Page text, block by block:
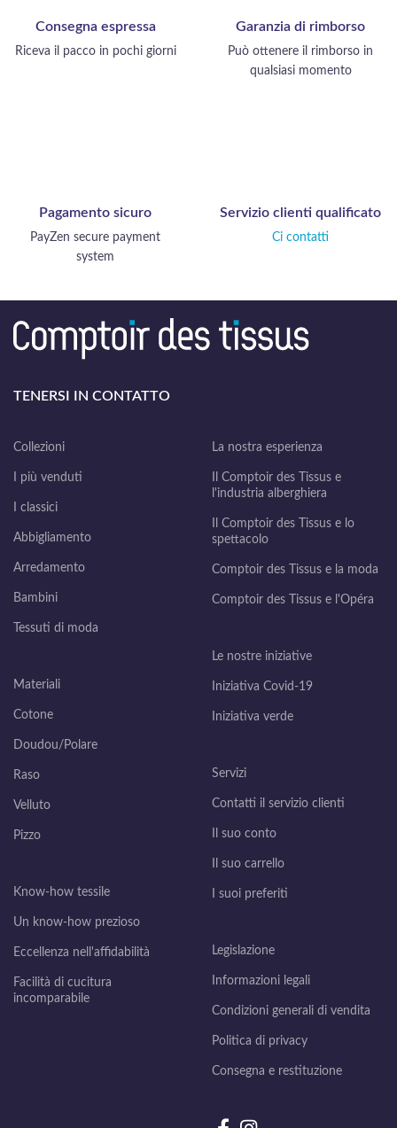
Consegna espressa
Riceva il pacco in pochi giorni
Garanzia di rimborso
Può ottenere il rimborso in
qualsiasi momento
Pagamento sicuro
PayZen secure payment
system
Servizio clienti qualificato
Ci contatti
TENERSI IN CONTATTO
Collezioni
I più venduti
I classici
Abbigliamento
Arredamento
Bambini
Tessuti di moda
Materiali
Cotone
Doudou/Polare
Raso
Velluto
Pizzo
Know-how tessile
Un know-how prezioso
Eccellenza nell'affidabilità
Facilità di cucitura
incomparabile
La nostra esperienza
Il Comptoir des Tissus e
l'industria alberghiera
Il Comptoir des Tissus e lo
spettacolo
Comptoir des Tissus e la moda
Comptoir des Tissus e l'Opéra
Le nostre iniziative
Iniziativa Covid-19
Iniziativa verde
Servizi
Contatti il servizio clienti
Il suo conto
Il suo carrello
I suoi preferiti
Legislazione
Informazioni legali
Condizioni generali di vendita
Politica di privacy
Consegna e restituzione